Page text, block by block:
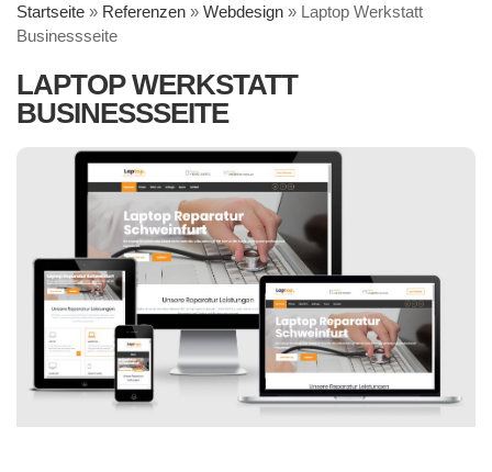
Startseite » Referenzen » Webdesign » Laptop Werkstatt
Businessseite
LAPTOP WERKSTATT
BUSINESSSEITE